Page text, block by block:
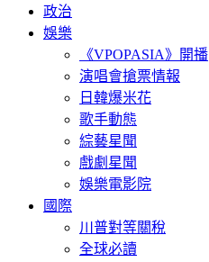
政治
娛樂
《VPOPASIA》開播
演唱會搶票情報
日韓爆米花
歌手動態
綜藝星聞
戲劇星聞
娛樂電影院
國際
川普對等關稅
全球必讀